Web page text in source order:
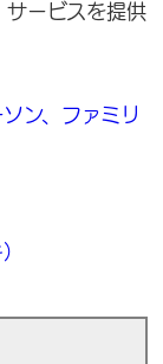
ービスを提供
ン、ファミリ